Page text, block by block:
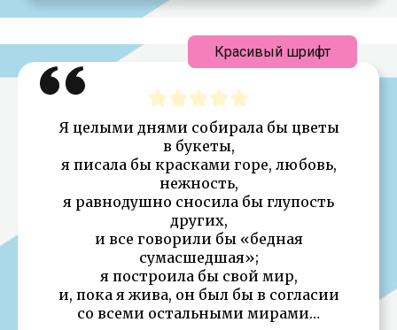
Я целыми днями собирала бы цветы
в букеты,
я писала бы красками горе, любовь,
нежность,
я равнодушно сносила бы глупость
других,
и все говорили бы «бедная
сумасшедшая»;
я построила бы свой мир,
и, пока я жива, он был бы в согласии
со всеми остальными мирами…
Красивый шрифт